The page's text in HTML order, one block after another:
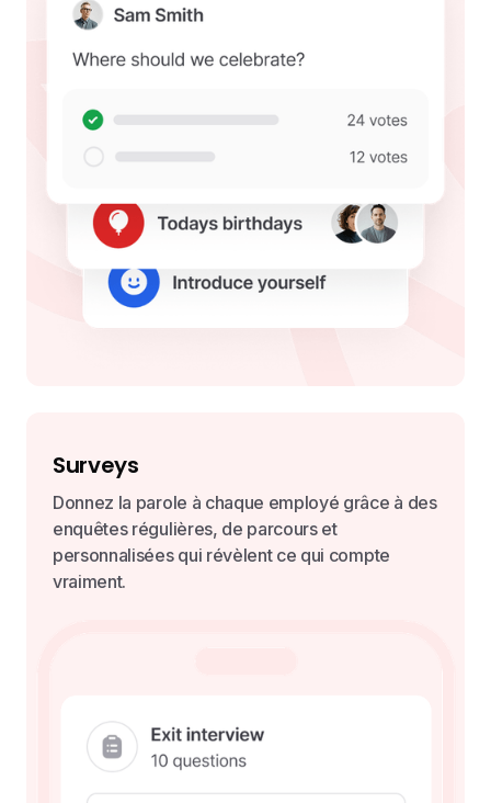
Surveys
Donnez la parole à chaque employé grâce à des
enquêtes régulières, de parcours et
personnalisées qui révèlent ce qui compte
vraiment.